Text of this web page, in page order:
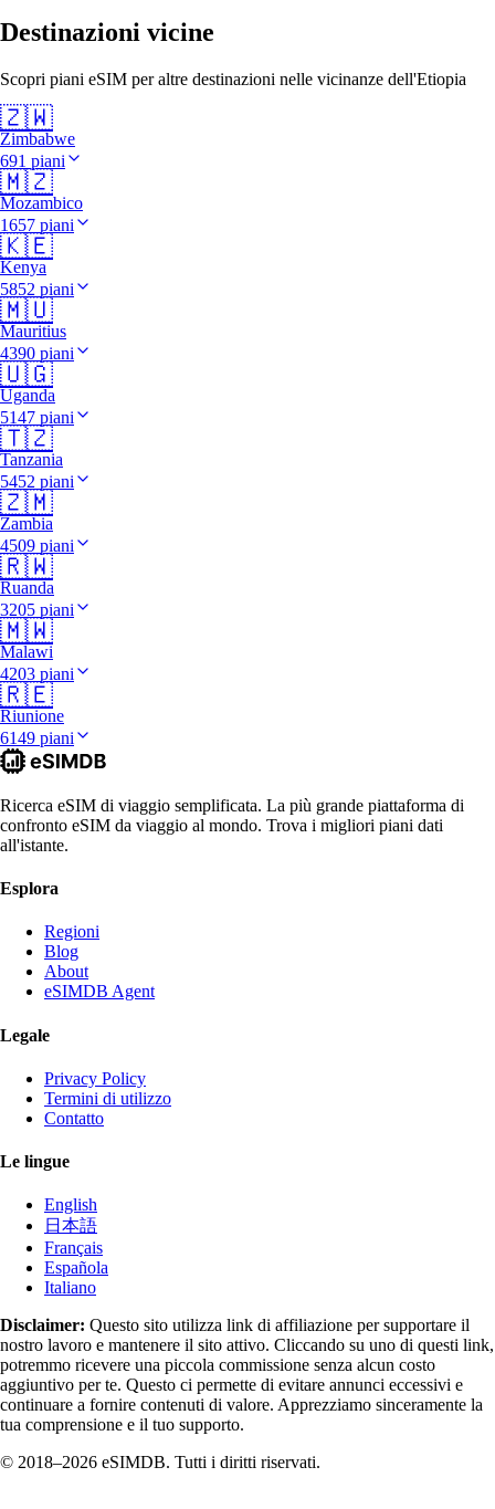
Destinazioni vicine
Scopri piani eSIM per altre destinazioni nelle vicinanze dell'Etiopia
🇿🇼
Zimbabwe
691 piani
🇲🇿
Mozambico
1657 piani
🇰🇪
Kenya
5852 piani
🇲🇺
Mauritius
4390 piani
🇺🇬
Uganda
5147 piani
🇹🇿
Tanzania
5452 piani
🇿🇲
Zambia
4509 piani
🇷🇼
Ruanda
3205 piani
🇲🇼
Malawi
4203 piani
🇷🇪
Riunione
6149 piani
Ricerca eSIM di viaggio semplificata. La più grande piattaforma di
confronto eSIM da viaggio al mondo. Trova i migliori piani dati
all'istante.
Esplora
Regioni
Blog
About
eSIMDB Agent
Legale
Privacy Policy
Termini di utilizzo
Contatto
Le lingue
English
日本語
Français
Española
Italiano
Disclaimer: Questo sito utilizza link di affiliazione per supportare il
nostro lavoro e mantenere il sito attivo. Cliccando su uno di questi link,
potremmo ricevere una piccola commissione senza alcun costo
aggiuntivo per te. Questo ci permette di evitare annunci eccessivi e
continuare a fornire contenuti di valore. Apprezziamo sinceramente la
tua comprensione e il tuo supporto.
© 2018–2026 eSIMDB. Tutti i diritti riservati.